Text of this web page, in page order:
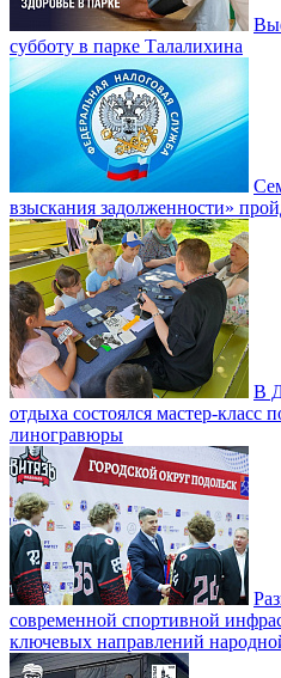
субботу в парке Талалихина
взыскания задолженности»
В
отдыха состоялся мастер-класс
линогравюры
современной спортивной
ключевых направлений